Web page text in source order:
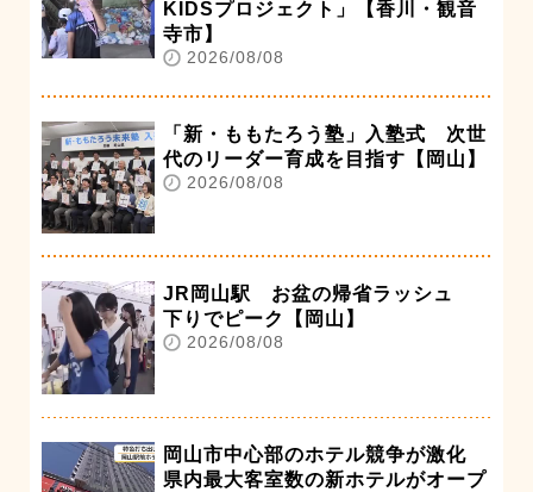
KIDSプロジェクト」【香川・観音
寺市】
2026/08/08
「新・ももたろう塾」入塾式 次世
代のリーダー育成を目指す【岡山】
2026/08/08
JR岡山駅 お盆の帰省ラッシュ
下りでピーク【岡山】
2026/08/08
岡山市中心部のホテル競争が激化
県内最大客室数の新ホテルがオープ